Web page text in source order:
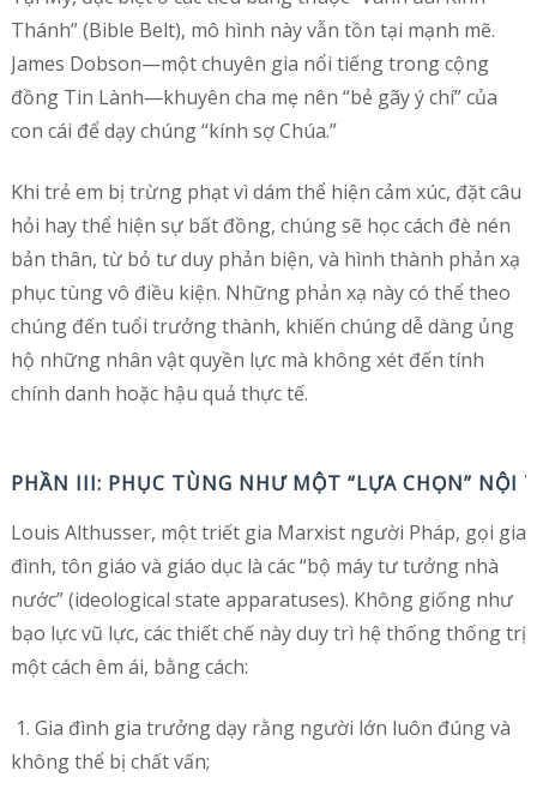
Thánh” (Bible Belt), mô hình này vẫn tồn tại mạnh mẽ.
James Dobson—một chuyên gia nổi tiếng trong cộng
đồng Tin Lành—khuyên cha mẹ nên “bẻ gãy ý chí” của
con cái để dạy chúng “kính sợ Chúa.”
Khi trẻ em bị trừng phạt vì dám thể hiện cảm xúc, đặt câu
hỏi hay thể hiện sự bất đồng, chúng sẽ học cách đè nén
bản thân, từ bỏ tư duy phản biện, và hình thành phản xạ
phục tùng vô điều kiện. Những phản xạ này có thể theo
chúng đến tuổi trưởng thành, khiến chúng dễ dàng ủng
hộ những nhân vật quyền lực mà không xét đến tính
chính danh hoặc hậu quả thực tế.
PHẦN III: PHỤC TÙNG NHƯ MỘT “LỰA CHỌN” NỘI
Louis Althusser, một triết gia Marxist người Pháp, gọi gia
đình, tôn giáo và giáo dục là các “bộ máy tư tưởng nhà
nước” (ideological state apparatuses). Không giống như
bạo lực vũ lực, các thiết chế này duy trì hệ thống thống trị
một cách êm ái, bằng cách:
1. Gia đình gia trưởng dạy rằng người lớn luôn đúng và
không thể bị chất vấn;